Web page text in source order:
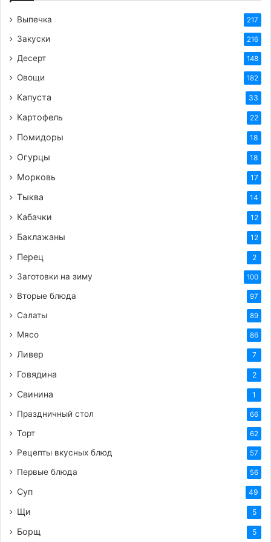
(или воду/сливки), добавьте соль и перец. Еще
раз аккуратно перемешайте.
Соединяем с овощами:
Добавьте нарезанные
овощи и зелень в яичную смесь. Аккуратно
распределились.
Разогреваем сковороду:
Поставьте сковороду
на средний огонь и разогрейте ее. Добавьте
немного растительного или сливочного масла
овощную смесь на разогретую сковороду.
Готовим до готовности:
минимума, накройте сковороду крышкой и
готовьте омлет около 5-7 минут. За это время
мягкими. Важно не передержать омлет, чтобы
он остался нежным и воздушным.
Подаем:
Готовый омлет аккуратно переложите
свежей зеленью.
Несколько советов для идеального омлета:
Не перебивайте яйца:
покрытием:
Это облегчит процесс
приготовления и переворачивания.
Выпечка 217
Закуски 216
Десерт 148
Овощи 182
Капуста 33
Картофель 22
Помидоры 18
Огурцы 18
Морковь 17
Тыква 14
Кабачки 12
Баклажаны 12
Перец 2
Заготовки на зиму 100
Вторые блюда 97
Салаты 89
Мясо 86
Ливер 7
Говядина 2
Свинина 1
Праздничный стол 66
Торт 62
Рецепты вкусных блюд 57
Первые блюда 56
Суп 49
Щи 5
Борщ 5